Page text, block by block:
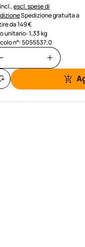
fiscali:
escl. spese di
Spedizione gratuita a
da 149 €
unitario: 1,33 kg
n°: 5055537;0